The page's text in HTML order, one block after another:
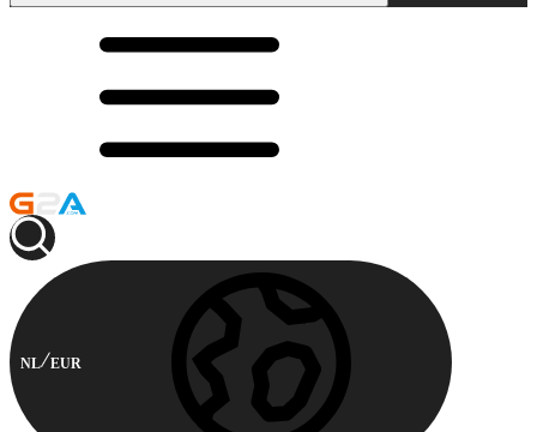
NL EUR